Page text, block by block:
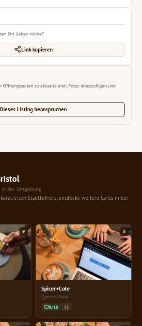
Ort lieben würde?
Link kopieren
Öffnungszeiten zu aktualisieren, Fotos hinzuzufügen und
Dieses Listing beanspruchen
der Umgebung
Stadtführers, entdecke weitere Cafés in der
9 8
Spicer+Cole
Queen's Road
8/10 $$